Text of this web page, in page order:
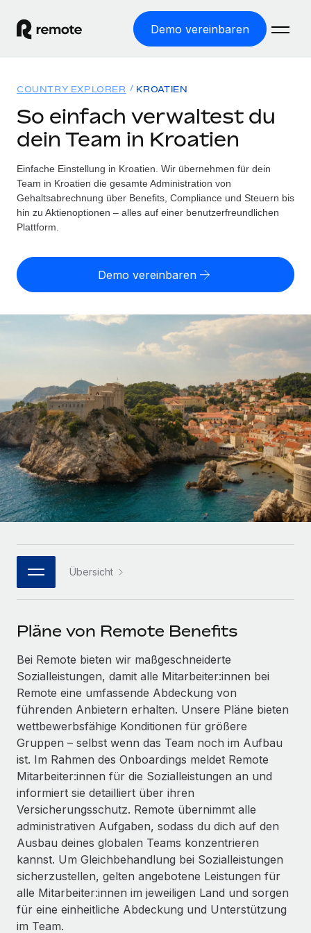
Demo vereinbaren
WELTWEITE BESCHÄFTIGUNG
Globale Payroll
Einfache, rechtssicher Payroll
Employer of Record
Weltweites Wachstum ohne Kosten für Niederlassungen
Contractor of Record
Rechtssichere, weltweite Arbeit mit Freelancer:innen
Globales Onboarding und Verwalten von
Auslagern von komplexen HR-Aufgaben
INFRASTRUKTUR
Remote Embedded
Nahtlose Integration der HR in bestehende Abläufe
Plattform
Integrierte HR-Kernfunktionen für dein Team
MCP
Integrationen
Tools
DIENSTLEISTUNGEN
Frag unsere Expert:innen
Hilfe von Expert:innen für globale HR & Compliance
Background-Checks
Einfacheres Bewerber:innen-Screening
Compliance Watchtower
Lückenlose Compliance
Geräteverwaltung
Globale Bereitstellung und Verfolgung von IT-
Geräten
Gründung von Niederlassungen
Schnelle, rechtssichere Gründung von
Lösungen
WELTWEITE ABDECKUNG
Country Explorer
Länderspezifische Unterstützung bei der Einstellung
Einfache Einstellung in allen US-Bundesstaaten
WACHSTUMSPHASE
Agile HR- und Payroll-Lösungen für wachsende
Unternehmen
Mittelstand
Maßgeschneiderte HR-Lösungen, um Teams zu
vergrößern
Enterprise
Globale HR für Konzerne und Großunternehmen
PARTNER WERDEN
Flexible Einbettung von Global-HR-Funktionen in deine
Entdecke die Möglichkeiten einer Partnerschaft
Remote Build
Demnächst verfügbar
Beratung zu Integrationen und KI-Automatisierung
FALLSTUDIEN
So hat der KI-Vorreiter Weaviate sein Team mit
Remote um 120 % vergrößert
Weaviate auf einen Blick Weaviate entwickelt KI-basierte
Open-Source-Infrastrukturen. Das...
Mehr erfahren
Strategische Partnerschaft zwischen
Reverse Tech und Remote für Contractor
Ressourcen
TOOLS UND RECHNER
Scheinselbstständigkeitsrisiko berechnen
Personalkostenrechner
Gesamtbeschäftigungskosten
Honorarzahlungen berechnen
Abwicklungsfristen für globale Freelancer:innen
LERNEN MIT REMOTE
Forschung und Leitfäden
Fallstudien
HR-Glossar
Bibliothek für Stellenbeschreibungen
Webinare
Events
Newsroom
Informationen zu Gehältern und Qualifikationen
Insights Center
Hol dir Unterstützung
BLOG
Globale Payroll
EOR und PEO
Contractor Management
Steuern
Preise
Deutsch
Español
Italiano
Português (Portugal)
한국어
Anmelden
COUNTRY EXPLORER KROATIEN
So einfach verwaltest du
dein Team in Kroatien
Einfache Einstellung in Kroatien. Wir übernehmen für dein
Team in Kroatien die gesamte Administration von
Gehaltsabrechnung über Benefits, Compliance und Steuern bis
hin zu Aktienoptionen – alles auf einer benutzerfreundlichen
Plattform.
Demo vereinbaren
Übersicht
Pläne von Remote Benefits
Bei Remote bieten wir maßgeschneiderte
Sozialleistungen, damit alle Mitarbeiter:innen bei
Remote eine umfassende Abdeckung von
führenden Anbietern erhalten. Unsere Pläne bieten
wettbewerbsfähige Konditionen für größere
Gruppen – selbst wenn das Team noch im Aufbau
ist. Im Rahmen des Onboardings meldet Remote
Mitarbeiter:innen für die Sozialleistungen an und
informiert sie detailliert über ihren
Versicherungsschutz. Remote übernimmt alle
administrativen Aufgaben, sodass du dich auf den
Ausbau deines globalen Teams konzentrieren
kannst. Um Gleichbehandlung bei Sozialleistungen
sicherzustellen, gelten angebotene Leistungen für
alle Mitarbeiter:innen im jeweiligen Land und sorgen
für eine einheitliche Abdeckung und Unterstützung
im Team.